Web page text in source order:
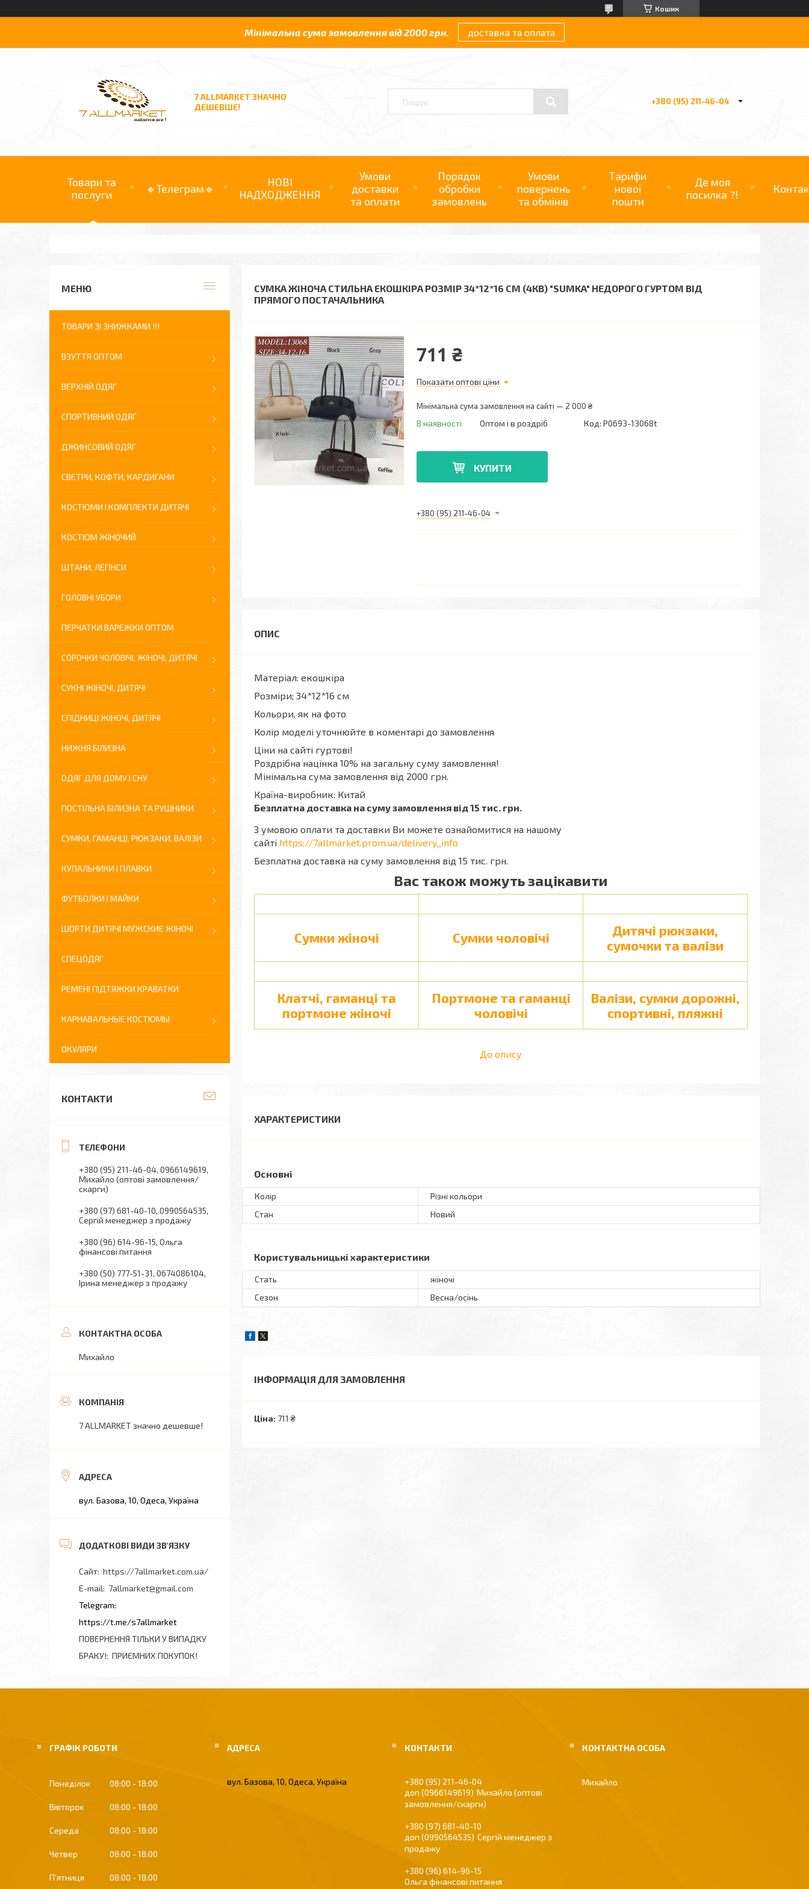
Кошик
Мінімальна сума замовлення від 2000 грн. доставка та оплата
7 ALLMARKET ЗНАЧНО
ДЕШЕВШЕ!
+380 (95) 211-46-04
Товари та
послуги
🔹Телеграм🔹
НОВІ
НАДХОДЖЕННЯ
Умови
доставки
та оплати
Порядок
обробки
замовлень
Умови
повернень
та обмінів
Тарифи
нової
пошти
Де моя
посилка ?!
СУМКА ЖІНОЧА СТИЛЬНА ЕКОШКІРА РОЗМІР 34*12*16 СМ (4КВ) "SUMKA" НЕДОРОГО ГУРТОМ ВІД
ПРЯМОГО ПОСТАЧАЛЬНИКА
711 ₴
Показати оптові ціни
Мінімальна сума замовлення на сайті — 2 000 ₴
В наявності Оптом і в роздріб Код: P0693-13068t
КУПИТИ
+380 (95) 211-46-04
Матеріал: екошкіра
Розміри; 34*12*16 см
Кольори, як на фото
Колір моделі уточнюйте в коментарі до замовлення
Ціни на сайті гуртові!
Роздрібна націнка 10% на загальну суму замовлення!
Мінімальна сума замовлення від 2000 грн.
Країна-виробник: Китай
Безплатна доставка на суму замовлення від 15 тис. грн.
З умовою оплати та доставки Ви можете ознайомитися на нашому
сайті https://7allmarket.prom.ua/delivery_info
Безплатна доставка на суму замовлення від 15 тис. грн.
Вас також можуть зацікавити
Сумки жіночі Сумки чоловічі
Дитячі рюкзаки,
сумочки та валізи
Клатчі, гаманці та
портмоне жіночі
Портмоне та гаманці
чоловічі
Валізи, сумки дорожні,
спортивні, пляжні
До опису
ХАРАКТЕРИСТИКИ
Основні
Колір
Різні кольори
Стан
Новий
Користувальницькі характеристики
Стать
жіночі
Сезон
Весна/осінь
ІНФОРМАЦІЯ ДЛЯ ЗАМОВЛЕННЯ
Ціна: 711 ₴
ТОВАРИ ЗІ ЗНИЖКАМИ !!!
ВЗУТТЯ ОПТОМ
ВЕРХНІЙ ОДЯГ
СПОРТИВНИЙ ОДЯГ
ДЖИНСОВИЙ ОДЯГ
СВЕТРИ, КОФТИ, КАРДИГАНИ
КОСТЮМИ І КОМПЛЕКТИ ДИТЯЧІ
КОСТЮМ ЖІНОЧИЙ
ШТАНИ, ЛЕГІНСИ
ГОЛОВНІ УБОРИ
ПЕРЧАТКИ ВАРЕЖКИ ОПТОМ
СОРОЧКИ ЧОЛОВІЧІ, ЖІНОЧІ, ДИТЯЧІ
СУКНІ ЖІНОЧІ, ДИТЯЧІ
СПІДНИЦІ ЖІНОЧІ, ДИТЯЧІ
НИЖНЯ БІЛИЗНА
ОДЯГ ДЛЯ ДОМУ І СНУ
ПОСТІЛЬНА БІЛИЗНА ТА РУШНИКИ
СУМКИ, ГАМАНЦІ, РЮКЗАКИ, ВАЛІЗИ
КУПАЛЬНИКИ І ПЛАВКИ
ФУТБОЛКИ І МАЙКИ
ШОРТИ ДИТЯЧІ МУЖСКИЕ ЖІНОЧІ
СПЕЦОДЯГ
РЕМЕНІ ПІДТЯЖКИ КРАВАТКИ
КАРНАВАЛЬНЫЕ КОСТЮМЫ
ОКУЛЯРИ
КОНТАКТИ
+380 (95) 211-46-04 0966149619
Михайло (оптові замовлення/
скарги)
+380 (97) 681-40-10 0990564535
Сергій менеджер з продажу
+380 (96) 614-96-15 Ольга
фінансові питання
+380 (50) 777-51-31 0674086104
Ірина менеджер з продажу
Михайло
7 ALLMARKET значно дешевше!
вул. Базова, 10, Одеса, Україна
https://7allmarket.com.ua/
7allmarket@gmail.com
https://t.me/s7allmarket
ПОВЕРНЕННЯ ТІЛЬКИ У ВИПАДКУ
БРАКУ! ПРИЄМНИХ ПОКУПОК!
ГРАФІК РОБОТИ
Понеділок 08:00 18:00
Вівторок 08:00 18:00
Середа 08:00 18:00
Четвер 08:00 18:00
Пʼятниця 08:00 18:00
вул. Базова, 10, Одеса, Україна
+380 (95) 211-46-04
0966149619
Михайло (оптові
замовлення/скарги)
+380 (97) 681-40-10
0990564535
Сергій менеджер з
продажу
+380 (96) 614-96-15
Ольга фінансові питання
Михайло